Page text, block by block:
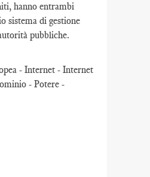
hanno entrambi
sistema di gestione
pubbliche.
- Internet - Internet
- Potere -